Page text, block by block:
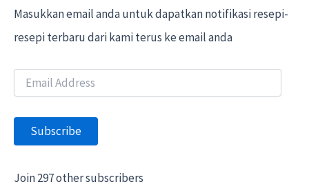
Masukkan email anda untuk dapatkan notifikasi resepi-
resepi terbaru dari kami terus ke email anda
i
A
d
r
Subscribe
Join 297 other subscribers